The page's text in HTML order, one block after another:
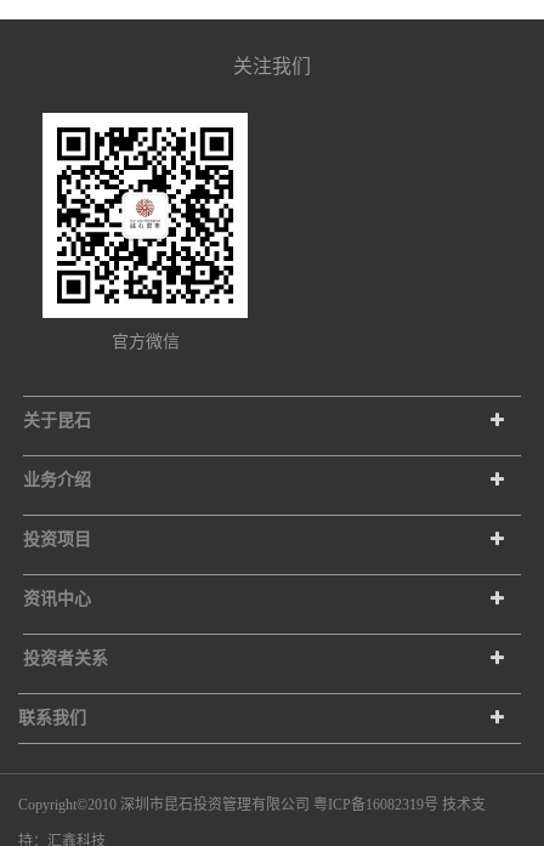
关注我们
官方微信
关于昆石
业务介绍
投资项目
资讯中心
投资者关系
联系我们
Copyright©2010 深圳市昆石投资管理有限公司 粤ICP备16082319号 技术支
持： 汇鑫科技